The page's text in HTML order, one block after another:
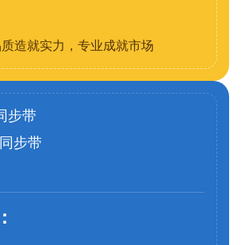
造就实力，专业成就市场
步带
步带